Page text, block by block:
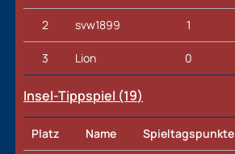
2 svw1899 1
3 Lion 0
Insel-Tippspiel (19)
Platz Name Spieltagspunkte